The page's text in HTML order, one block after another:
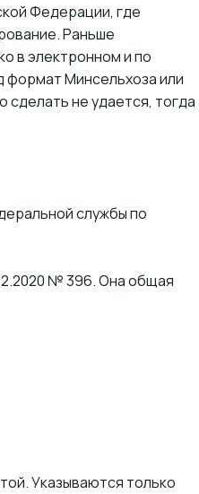
Федерации, где
Раньше
в электронном и по
форматМинсельхозаили
не удается, тогда
службы по
№ 396. Она общая
Указываются только